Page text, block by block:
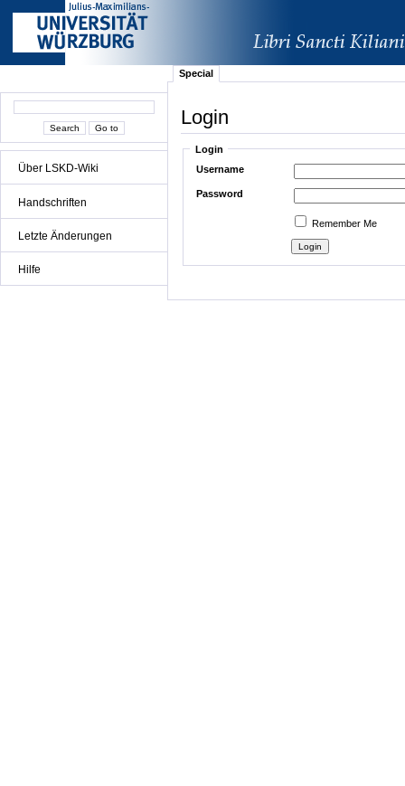
Über LSKD-Wiki
Handschriften
Letzte Änderungen
Hilfe
Special
Login
Login
Username
Password
Remember Me